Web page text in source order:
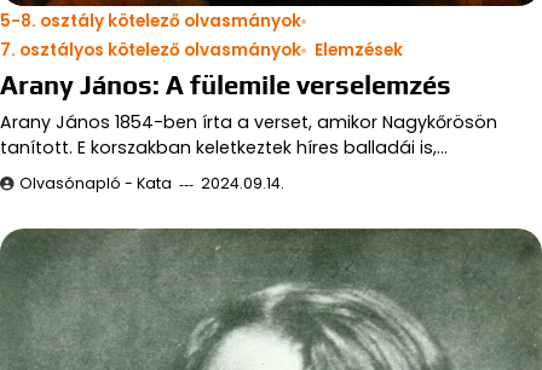
5-8. osztály kötelező olvasmányok
7. osztályos kötelező olvasmányok
Elemzések
Arany János: A fülemile verselemzés
Arany János 1854-ben írta a verset, amikor Nagykőrösön
tanított. E korszakban keletkeztek híres balladái is,…
Olvasónapló - Kata 2024.09.14.